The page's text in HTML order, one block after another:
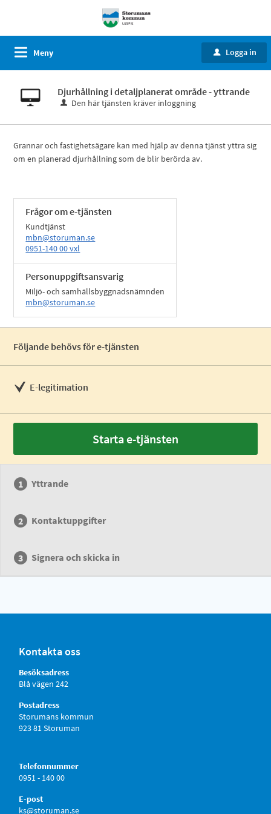
Meny u Logga in
Djurhållning i detaljplanerat område - yttrande
Den här tjänsten kräver inloggning
Grannar och fastighetsägare kan med hjälp av denna tjänst yttra sig
om en planerad djurhållning som de blir berörda av.
Frågor om e-tjänsten
Kundtjänst
mbn@storuman.se
0951-140 00 vxl
Personuppgiftsansvarig
Miljö- och samhällsbyggnadsnämnden
mbn@storuman.se
Följande behövs för e-tjänsten
E-legitimation
Starta e-tjänsten
Yttrande
Kontaktuppgifter
Signera och skicka in
Kontakta oss
Besöksadress
Blå vägen 242
Postadress
Storumans kommun
923 81 Storuman
Telefonnummer
0951 - 140 00
E-post
ks@storuman.se